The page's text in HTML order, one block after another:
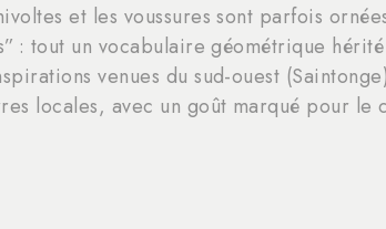
et les voussures sont parfois
: tout un vocabulaire géométrique
venues du sud-ouest
locales, avec un goût marqué pour le